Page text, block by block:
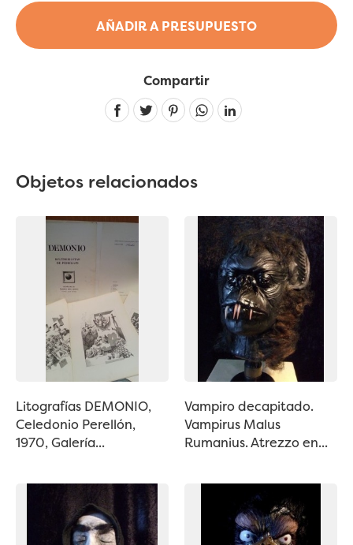
AÑADIR A PRESUPUESTO
Compartir
Linkedin
Objetos relacionados
Litografías DEMONIO,
Celedonio Perellón,
1970, Galería...
Vampiro decapitado.
Vampirus Malus
Rumanius. Atrezzo en...